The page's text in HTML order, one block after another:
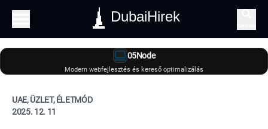
DubaiHirek
05Node
Modern webfejlesztés és kereső optimalizálás
UAE, ÜZLET, ÉLETMÓD
2025. 12. 11